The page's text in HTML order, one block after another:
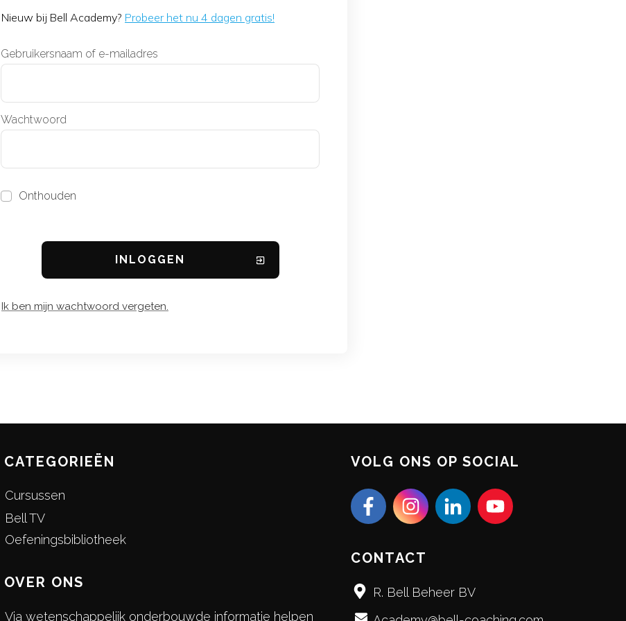
Nieuw bij Bell Academy? Probeer het nu 4 dagen gratis!
Gebruikersnaam of e-mailadres
Wachtwoord
Onthouden
INL OGGEN
Ik ben mijn wachtwoord vergeten.
CATEGORIEËN
Cursussen
Bell TV
Oefeningsbibliotheek
OVER ONS
Via wetenschappelijk onderbouwde informatie helpen
VOLG ONS OP SOCIAL
CONTACT
R. Bell Beheer BV